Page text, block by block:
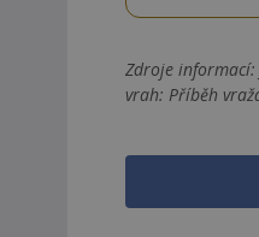
Zdroje informací:
vrah: Příběh